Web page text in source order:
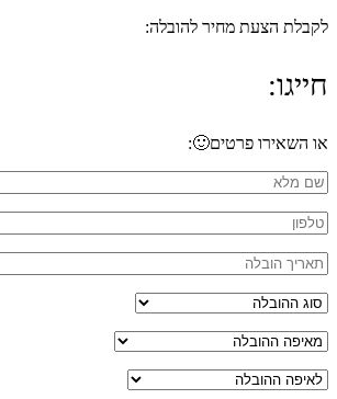
לקבלת הצעת מחיר להובלה:
חייגו:
או השאירו פרטים🙂: